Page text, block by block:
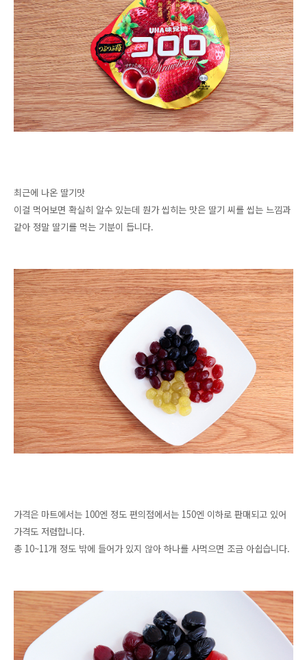
최근에 나온 딸기맛
이걸 먹어보면 확실히 알수 있는데 뭔가 씹히는 맛은 딸기 씨를 씹는 느낌과
같아 정말 딸기를 먹는 기분이 듭니다.
가격은 마트에서는 100엔 정도 편의점에서는 150엔 이하로 판매되고 있어
가격도 저렴합니다.
총 10~11개 정도 밖에 들어가 있지 않아 하나를 사먹으면 조금 아쉽습니다.